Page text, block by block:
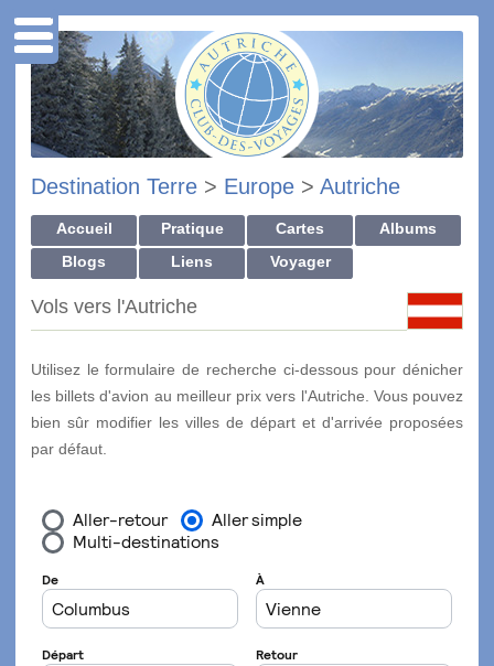
Destination Terre > Europe > Autriche
Accueil Pratique Cartes
Albums
Blogs
Liens Voyager
Vols vers l'Autriche
Utilisez le formulaire de recherche ci-dessous pour dénicher
les billets d'avion au meilleur prix vers l'Autriche. Vous pouvez
bien sûr modifier les villes de départ et d'arrivée proposées
par défaut.